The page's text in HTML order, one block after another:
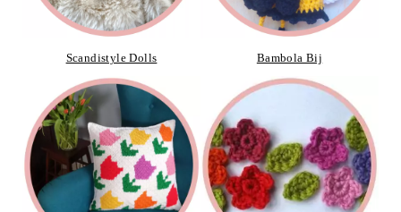
Scandistyle Dolls Bambola Bij